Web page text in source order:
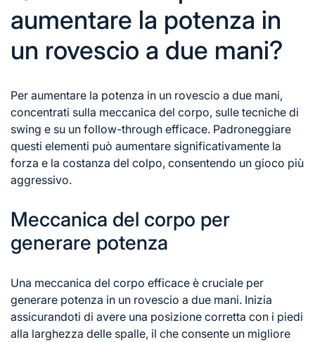
aumentare la potenza in
un rovescio a due mani?
Per aumentare la potenza in un rovescio a due mani,
concentrati sulla meccanica del corpo, sulle tecniche di
swing e su un follow-through efficace. Padroneggiare
questi elementi può aumentare significativamente la
forza e la costanza del colpo, consentendo un gioco più
aggressivo.
Meccanica del corpo per
generare potenza
Una meccanica del corpo efficace è cruciale per
generare potenza in un rovescio a due mani. Inizia
assicurandoti di avere una posizione corretta con i piedi
alla larghezza delle spalle, il che consente un migliore